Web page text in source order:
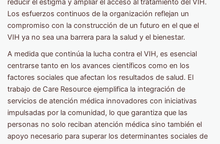
reducir el estigma y ampliar el acceso al tratamiento del VIH.
Los esfuerzos continuos de la organización reflejan un
compromiso con la construcción de un futuro en el que el
VIH ya no sea una barrera para la salud y el bienestar.
A medida que continúa la lucha contra el VIH, es esencial
centrarse tanto en los avances científicos como en los
factores sociales que afectan los resultados de salud. El
trabajo de Care Resource ejemplifica la integración de
servicios de atención médica innovadores con iniciativas
impulsadas por la comunidad, lo que garantiza que las
personas no solo reciban atención médica sino también el
apoyo necesario para superar los determinantes sociales de